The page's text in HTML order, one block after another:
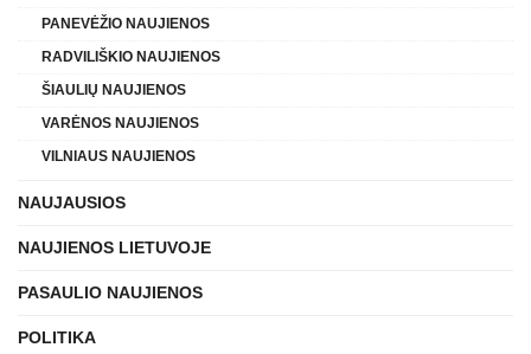
PANEVĖŽIO NAUJIENOS
RADVILIŠKIO NAUJIENOS
ŠIAULIŲ NAUJIENOS
VARĖNOS NAUJIENOS
VILNIAUS NAUJIENOS
NAUJAUSIOS
NAUJIENOS LIETUVOJE
PASAULIO NAUJIENOS
POLITIKA